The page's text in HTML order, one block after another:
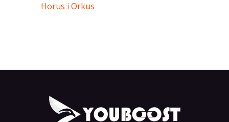
Horus i Orkus